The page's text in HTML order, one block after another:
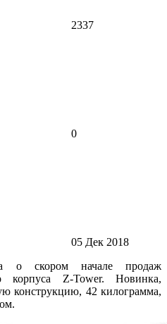
2337
0
05 Дек 2018
о скором начале продаж
корпуса Z-Tower. Новинка,
конструкцию, 42 килограмма,